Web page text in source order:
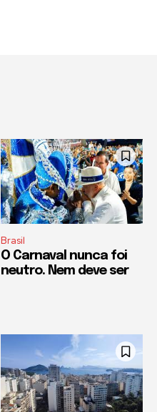
Brasil
O Carnaval nunca foi
neutro. Nem deve ser